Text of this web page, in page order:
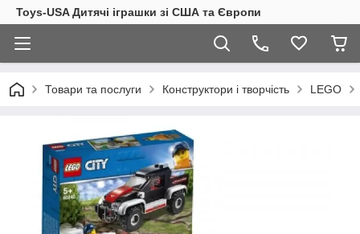
Toys-USA Дитячі іграшки зі США та Європи
Товари та послуги Конструктори і творчість LEGO